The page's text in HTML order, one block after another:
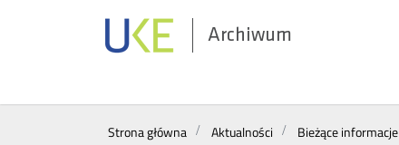
Archiwum
Wyszukiwarka
Strona główna Aktualności Bieżące informacje